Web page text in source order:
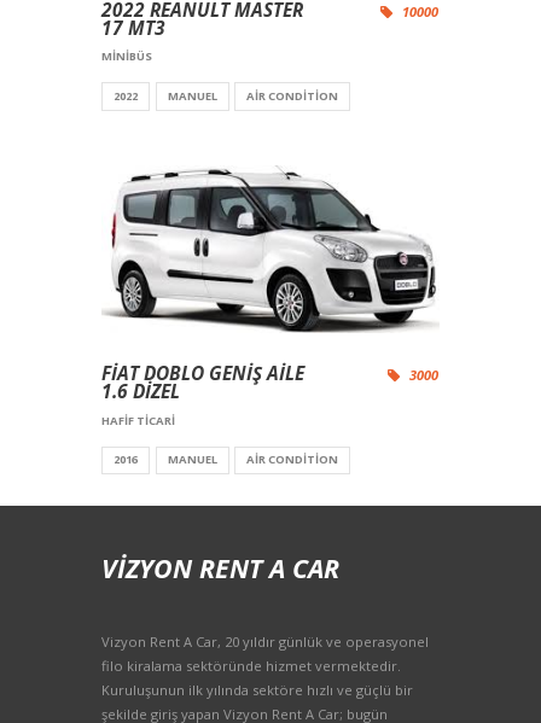
2022 REANULT MASTER
17 MT3
MINIBÜS
10000
2022 MANUEL AIR CONDITION
FIAT DOBLO GENIŞ AILE
1.6 DIZEL
HAFIF TICARI
3000
2016 MANUEL AIR CONDITION
VIZYON RENT A CAR
Vizyon Rent A Car, 20 yıldır günlük ve operasyonel
filo kiralama sektöründe hizmet vermektedir.
Kuruluşunun ilk yılında sektöre hızlı ve güçlü bir
şekilde giriş yapan Vizyon Rent A Car; bugün